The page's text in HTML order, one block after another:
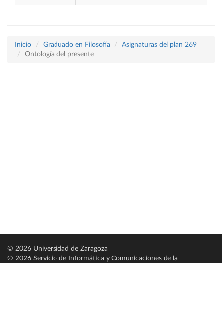
Inicio Graduado en Filosofía
Asignaturas del plan 269
Ontología del presente
© 2026 Universidad de Zaragoza
© 2026 Servicio de Informática y Comunicaciones de la